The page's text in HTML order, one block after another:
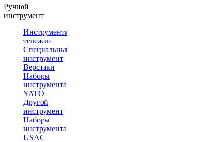
Ручной
инструмент
Инструментальные
тележки
Специальный
инструмент
Верстаки
Наборы
инструмента
YATO
Другой
инструмент
Наборы
инструмента
USAG